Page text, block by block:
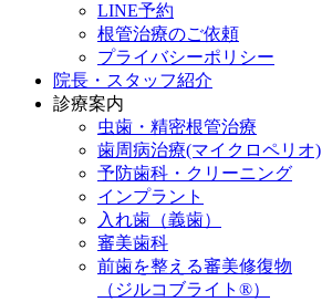
LINE予約
根管治療のご依頼
プライバシーポリシー
院長・スタッフ紹介
診療案内
虫歯・精密根管治療
歯周病治療(マイクロペリオ)
予防歯科・クリーニング
インプラント
入れ歯（義歯）
審美歯科
前歯を整える審美修復物
（ジルコブライト®）